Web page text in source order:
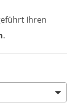
Ihren
.